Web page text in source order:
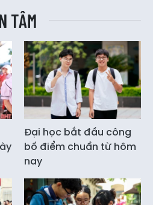
TÂM
Đại học bắt đầu công
bố điểm chuẩn từ hôm
nay